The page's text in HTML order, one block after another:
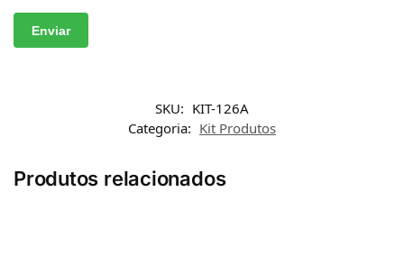
SKU: KIT-126A
Categoria: Kit Produtos
Produtos relacionados